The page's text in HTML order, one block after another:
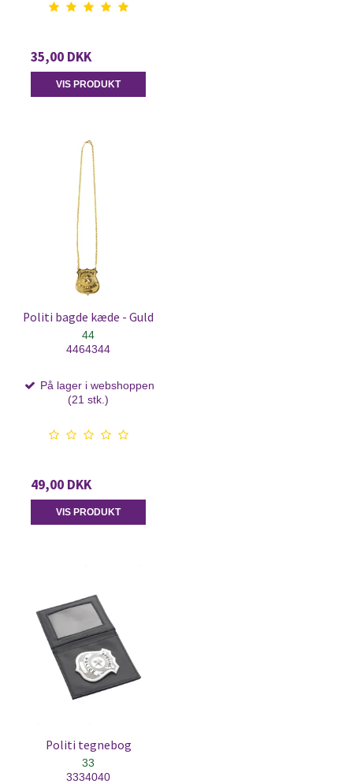
35,00 DKK
VIS PRODUKT
Politi bagde kæde - Guld
44
4464344
På lager i webshoppen
(21 stk.)
49,00 DKK
VIS PRODUKT
Politi tegnebog
33
3334040